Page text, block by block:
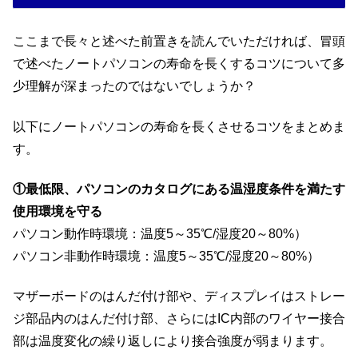
ここまで長々と述べた前置きを読んでいただければ、冒頭
で述べたノートパソコンの寿命を長くするコツについて多
少理解が深まったのではないでしょうか？
以下にノートパソコンの寿命を長くさせるコツをまとめま
す。
①最低限、パソコンのカタログにある温湿度条件を満たす
使用環境を守る
パソコン動作時環境：温度5～35℃/湿度20～80%）
パソコン非動作時環境：温度5～35℃/湿度20～80%）
マザーボードのはんだ付け部や、ディスプレイはストレー
ジ部品内のはんだ付け部、さらにはIC内部のワイヤー接合
部は温度変化の繰り返しにより接合強度が弱まります。